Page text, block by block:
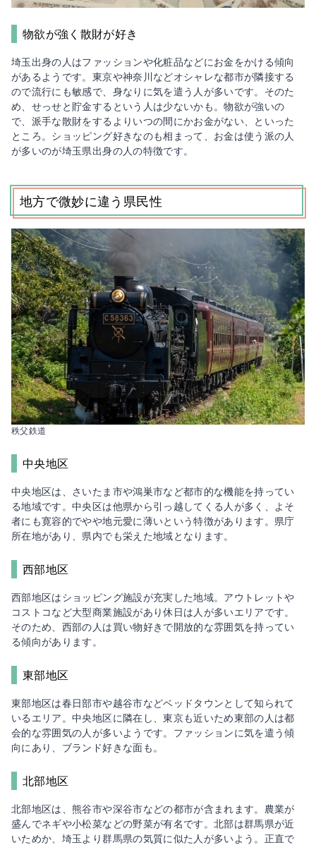
物欲が強く散財が好き
埼玉出身の人はファッションや化粧品などにお金をかける傾向
があるようです。東京や神奈川などオシャレな都市が隣接する
ので流行にも敏感で、身なりに気を遣う人が多いです。そのた
め、せっせと貯金するという人は少ないかも。物欲が強いの
で、派手な散財をするよりいつの間にかお金がない、といった
ところ。ショッピング好きなのも相まって、お金は使う派の人
が多いのが埼玉県出身の人の特徴です。
地方で微妙に違う県民性
秩父鉄道
中央地区
中央地区は、さいたま市や鴻巣市など都市的な機能を持ってい
る地域です。中央区は他県から引っ越してくる人が多く、よそ
者にも寛容的でやや地元愛に薄いという特徴があります。県庁
所在地があり、県内でも栄えた地域となります。
西部地区
西部地区はショッピング施設が充実した地域。アウトレットや
コストコなど大型商業施設があり休日は人が多いエリアです。
そのため、西部の人は買い物好きで開放的な雰囲気を持ってい
る傾向があります。
東部地区
東部地区は春日部市や越谷市などベッドタウンとして知られて
いるエリア。中央地区に隣在し、東京も近いため東部の人は都
会的な雰囲気の人が多いようです。ファッションに気を遣う傾
向にあり、ブランド好きな面も。
北部地区
北部地区は、熊谷市や深谷市などの都市が含まれます。農業が
盛んでネギや小松菜などの野菜が有名です。北部は群馬県が近
いためか、埼玉より群馬県の気質に似た人が多いよう。正直で